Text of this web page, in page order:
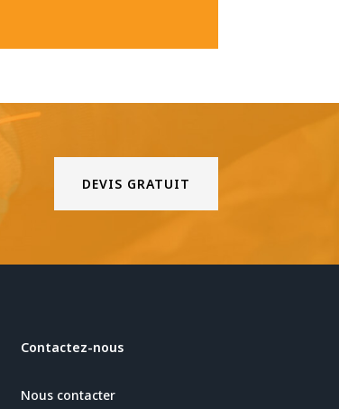
DEVIS GRATUIT
Contactez-nous
Nous contacter